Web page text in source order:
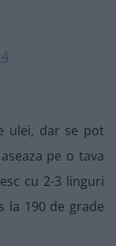
ulei, dar se pot
pe o tava
cu 2-3 linguri
la 190 de grade